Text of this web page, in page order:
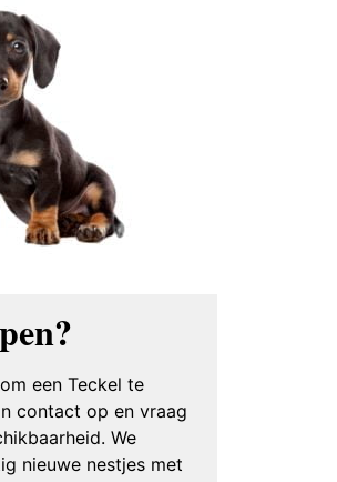
een Teckel te
contact op en vraag
We
nieuwe nestjes met